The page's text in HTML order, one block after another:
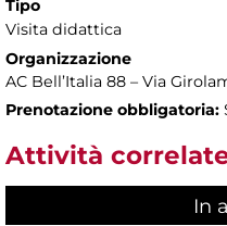
Tipo
Visita didattica
Organizzazione
AC Bell’Italia 88 – Via
Prenotazione obbligatoria:
Attività
In